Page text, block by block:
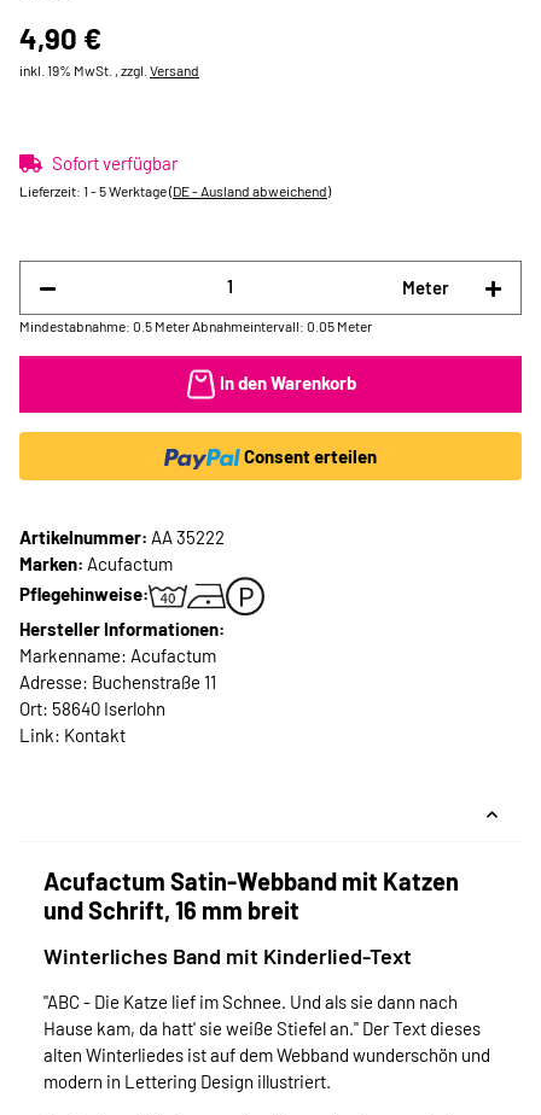
4,90 €
inkl. 19% MwSt. , zzgl. Versand
Sofort verfügbar
Lieferzeit: 1 - 5 Werktage(DE - Ausland abweichend)
Meter
Mindestabnahme: 0.5 Meter Abnahmeintervall: 0.05 Meter
In den Warenkorb
Consent erteilen
Artikelnummer: AA 35222
Marken: Acufactum
Pflegehinweise:
Hersteller Informationen:
Markenname: Acufactum
Adresse: Buchenstraße 11
Ort: 58640 Iserlohn
Link: Kontakt
Acufactum Satin-Webband mit Katzen
und Schrift, 16 mm breit
Winterliches Band mit Kinderlied-Text
"ABC - Die Katze lief im Schnee. Und als sie dann nach
Hause kam, da hatt' sie weiße Stiefel an." Der Text dieses
alten Winterliedes ist auf dem Webband wunderschön und
modern in Lettering Design illustriert.